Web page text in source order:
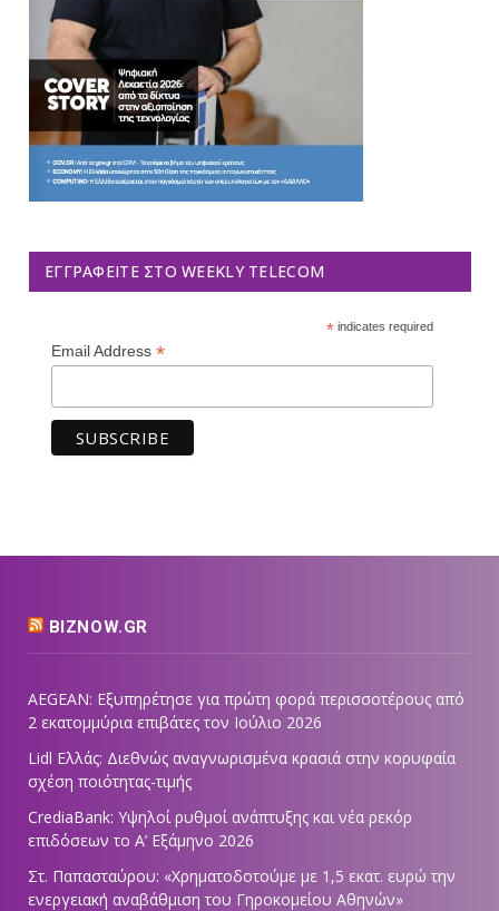
ΕΓΓΡΑΦΕΊΤΕ ΣΤΟ WEEKLY TELECOM
*indicates required
Email Address *
BIZNOW.GR
AEGEAN: Εξυπηρέτησε για πρώτη φορά περισσοτέρους από
2 εκατομμύρια επιβάτες τον Ιούλιο 2026
Lidl Ελλάς: Διεθνώς αναγνωρισμένα κρασιά στην κορυφαία
σχέση ποιότητας-τιμής
CrediaBank: Υψηλοί ρυθμοί ανάπτυξης και νέα ρεκόρ
επιδόσεων το Α’ Εξάμηνο 2026
Στ. Παπασταύρου: «Χρηματοδοτούμε με 1,5 εκατ. ευρώ την
ενεργειακή αναβάθμιση του Γηροκομείου Αθηνών»